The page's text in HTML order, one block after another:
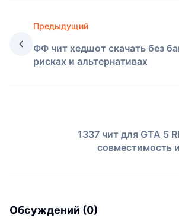
Предыдущий
ФФ чит хедшот скачать без
рисках и альтернативах
1337 чит для GTA 5
совместимость
Обсуждений (0)